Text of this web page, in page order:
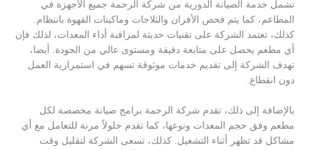
تشمل خدمة الصيانة الدورية من شركة الرحمة جميع الأجهزة في
المطاعم، كما يتم فحص الأفران والثلاجات وماكينات القهوة بانتظام.
كذلك، تعتمد الشركة على تقنيات حديثة لمراقبة أداء المعدات، لذلك فإن
أي مطعم يحصل على متابعة دقيقة ومستوى عالي من الجودة. أيضا،
تهدف الشركة إلى تقديم خدمات موثوقة تسهم في استمرارية العمل
دون انقطاع.
بالإضافة إلى ذلك، تقدم شركة الرحمة برامج صيانة مخصصة لكل
مطعم وفق حجم المعدات ونوعها، كما تقدم حلولاً مرنة للتعامل مع أي
مشاكل قد تظهر أثناء التشغيل. كذلك، تسعى الشركة لتقليل وقت